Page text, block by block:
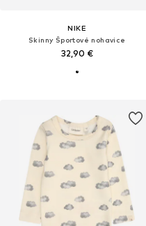
NIKE
Skinny Športové nohavice
32,90 €